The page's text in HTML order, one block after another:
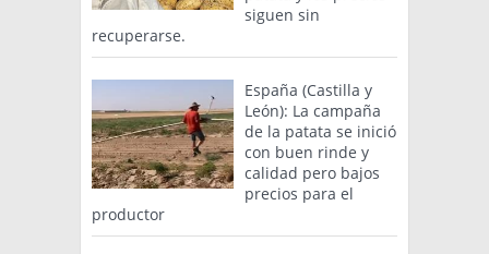
siguen sin
recuperarse.
España (Castilla y
León): La campaña
de la patata se inició
con buen rinde y
calidad pero bajos
precios para el
productor